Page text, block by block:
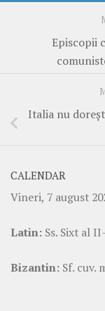
Episcopii
Italia nu
CALENDAR
Vineri, 7 august
Latin: Ss. Sixt al
Bizantin: Sf. cuv.